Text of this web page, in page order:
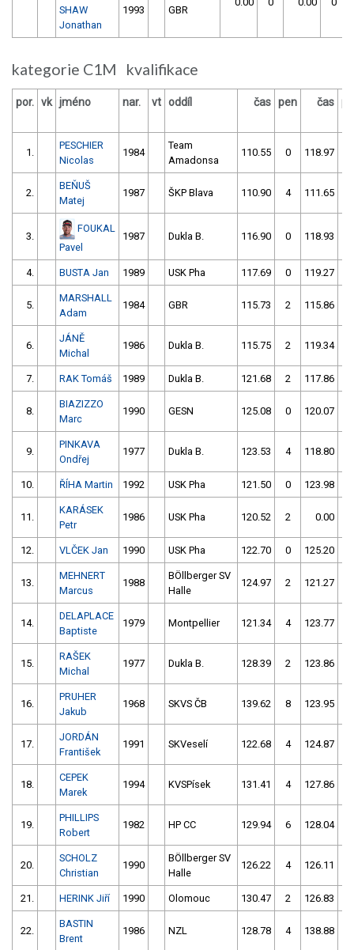
SHAW
Jonathan
1993
GBR
kategorie C1M kvalifikace
por. vk jméno nar. vt oddíl čas pen čas
1.
PESCHIER
Nicolas
1984
Team
Amadonsa
110.55 0 118.97
2.
BEŇUŠ
Matej
1987 ŠKP Blava 110.90 4 111.65
3.
FOUKAL
Pavel
1987 Dukla B. 116.90 0 118.93
4. BUSTA Jan 1989 USK Pha 117.69 0 119.27
5.
MARSHALL
Adam
1984 GBR 115.73 2 115.86
6.
JÁNĚ
Michal
1986 Dukla B. 115.75 2 119.34
7. RAK Tomáš 1989 Dukla B. 121.68 2 117.86
8.
BIAZIZZO
Marc
1990 GESN 125.08 0 120.07
9.
PINKAVA
Ondřej
1977 Dukla B. 123.53 4 118.80
10. ŘÍHA Martin 1992 USK Pha 121.50 0 123.98
11.
KARÁSEK
Petr
1986 USK Pha 120.52 2 0.00
12. VLČEK Jan 1990 USK Pha 122.70 0 125.20
13.
MEHNERT
Marcus
1988
BÖllberger SV
Halle
124.97 2 121.27
14.
DELAPLACE
Baptiste
1979 Montpellier 121.34 4 123.77
15.
RAŠEK
Michal
1977 Dukla B. 128.39 2 123.86
16.
PRUHER
Jakub
1968 SKVS ČB 139.62 8 123.95
17.
JORDÁN
František
1991 SKVeselí 122.68 4 124.87
18.
CEPEK
Marek
1994 KVSPísek 131.41 4 127.86
19.
PHILLIPS
Robert
1982 HP CC 129.94 6 128.04
20.
SCHOLZ
Christian
1990
BÖllberger SV
Halle
126.22 4 126.11
21. HERINK Jiří 1990 Olomouc 130.47 2 126.83
22.
BASTIN
Brent
1986 NZL 128.78 4 138.88